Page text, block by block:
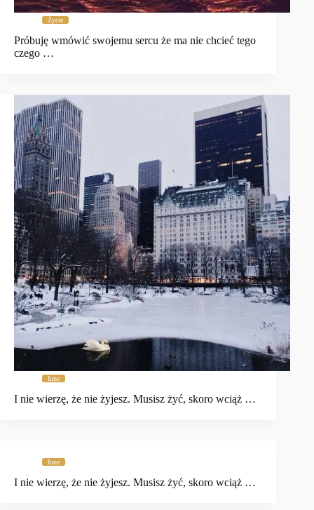
Życie
Próbuję wmówić swojemu sercu że ma nie chcieć tego
czego …
Inne
I nie wierzę, że nie żyjesz. Musisz żyć, skoro wciąż …
Inne
I nie wierzę, że nie żyjesz. Musisz żyć, skoro wciąż …